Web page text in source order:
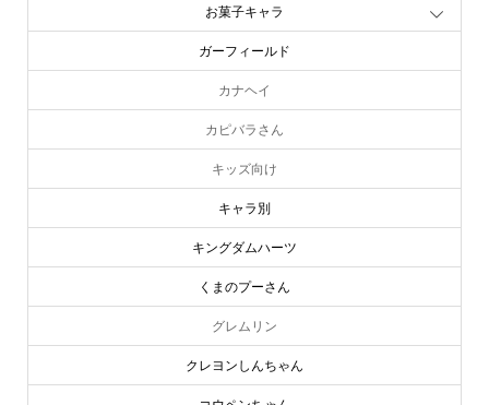
お菓子キャラ
ガーフィールド
カナヘイ
カピバラさん
キッズ向け
キャラ別
キングダムハーツ
くまのプーさん
グレムリン
クレヨンしんちゃん